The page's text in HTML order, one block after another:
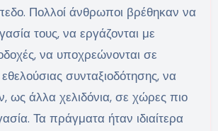
Πολλοί άνθρωποι βρέθηκαν να
τους, να εργάζονται με
να υποχρεώνονται σε
συνταξιοδότησης, να
ως άλλα χελιδόνια, σε χώρες πιο
Τα πράγματα ήταν ιδιαίτερα